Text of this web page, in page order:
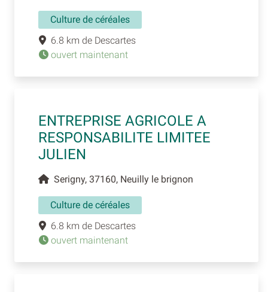
Culture de céréales
6.8 km de Descartes
ouvert maintenant
ENTREPRISE AGRICOLE A
RESPONSABILITE LIMITEE
JULIEN
Serigny, 37160, Neuilly le brignon
Culture de céréales
6.8 km de Descartes
ouvert maintenant